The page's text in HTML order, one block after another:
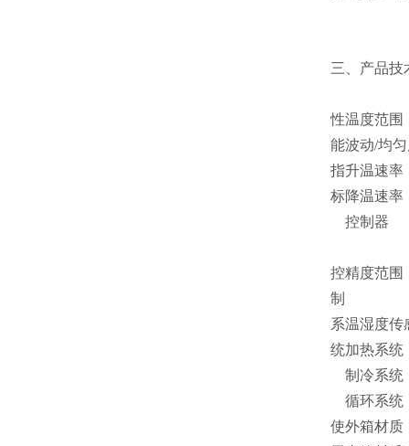
三、 产品技
性
能
指
标
温度范围
波动/均
升温速率
降温速率
控
制
系
统
控制器
精度范围
温湿度传
加热系统
制冷系统
循环系统
使外箱材质